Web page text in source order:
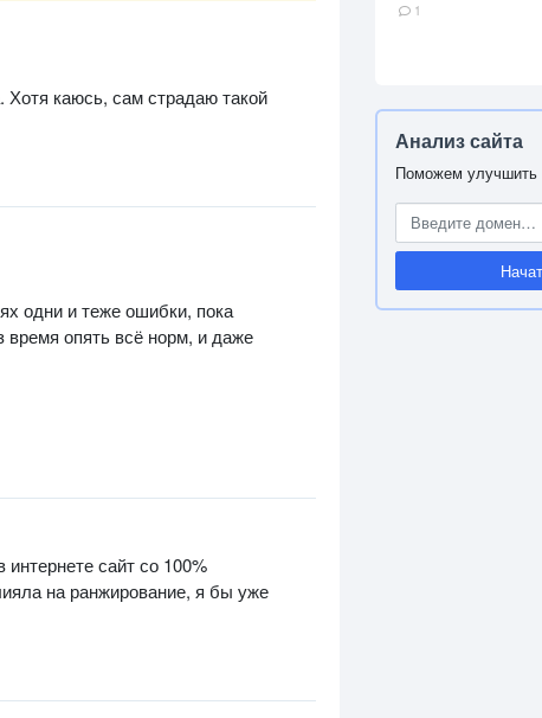
Хотя каюсь, сам страдаю такой
одни и теже ошибки, пока
время опять всё норм, и даже
сайт со 100%
на ранжирование, я бы уже
1
Анализ сайта
Поможем улучшить